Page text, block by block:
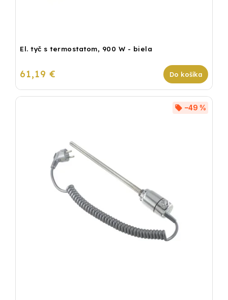
El. tyč s termostatom, 900 W - biela
61,19 € Do košíka
–49 %